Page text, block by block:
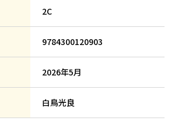
2C
9784300120903
2026年5月
白鳥光良